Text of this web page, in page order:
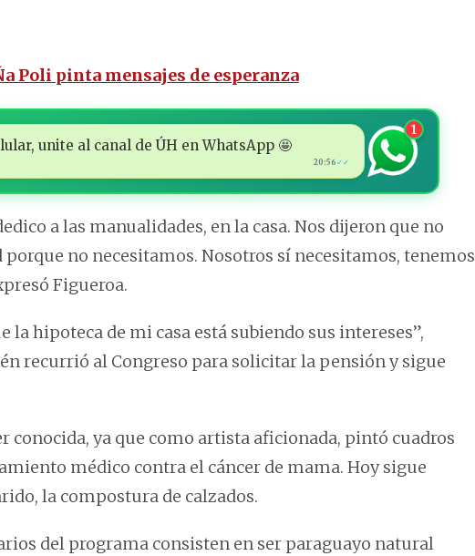
Poli pinta mensajes de esperanza
unite al canal de ÚH en WhatsApp 🤩
20:56 ✓✓
1
a las manualidades, en la casa. Nos dijeron que no
no necesitamos. Nosotros sí necesitamos, tenemos
Figueroa.
la hipoteca de mi casa está subiendo sus intereses”,
recurrió al Congreso para solicitar la pensión y sigue
conocida, ya que como artista aficionada, pintó cuadros
médico contra el cáncer de mama. Hoy sigue
la compostura de calzados.
del programa consisten en ser paraguayo natural